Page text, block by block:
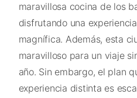
maravillosa cocina de los
disfrutando una
magnífica. Además, esta
maravilloso para un viaje
año. Sin embargo, el plan
experiencia distinta es